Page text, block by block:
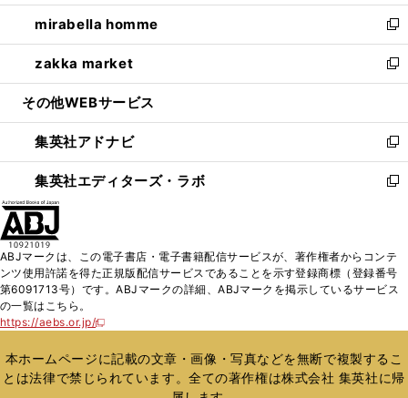
開
く
ウ
で
開
く
ン
ド
ウ
で
開
ウ
ィ
ン
ド
ウ
開
く
し
い
ウ
ィ
ン
ウ
で
開
く
mirabella homme
新
し
い
ウ
ン
ド
ウ
で
zakka market
新
し
ウ
ィ
ン
ド
く
その他WEBサービス
集英社アドナビ
新
し
い
ド
ウ
で
集英社エディターズ・ラボ
新
ィ
ン
ド
開
く
ABJマークは、この電子書店・電子書籍配信サービスが、著作権者からコンテ
ンツ使用許諾を得た正規版配信サービスであることを示す登録商標（登録番号
第6091713号）です。ABJマークの詳細、ABJマークを掲示しているサービス
の一覧はこちら。
https://aebs.or.jp/
新
い
ウ
ィ
本ホームページに記載の文章・画像・写真などを無断で複製するこ
とは法律で禁じられています。全ての著作権は株式会社 集英社に帰